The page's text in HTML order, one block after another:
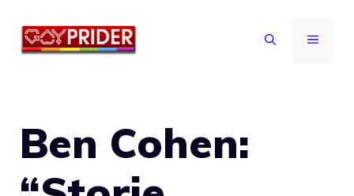
MENU
Ben Cohen: